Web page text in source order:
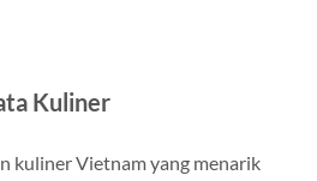
Kuliner
kuliner Vietnam yang menarik